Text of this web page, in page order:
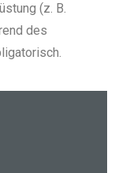
(z. B.
des